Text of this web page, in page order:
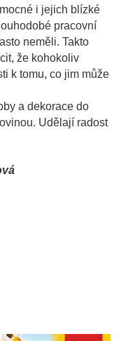
i jejich blízké
pracovní
neměli. Takto
že kohokoliv
k tomu, co jim může
a dekorace do
Udělají radost